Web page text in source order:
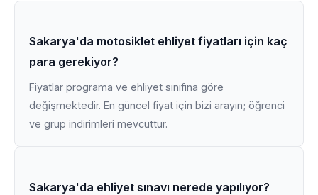
Sakarya'da motosiklet ehliyet fiyatları için kaç
para gerekiyor?
Fiyatlar programa ve ehliyet sınıfına göre
değişmektedir. En güncel fiyat için bizi arayın; öğrenci
ve grup indirimleri mevcuttur.
Sakarya'da ehliyet sınavı nerede yapılıyor?